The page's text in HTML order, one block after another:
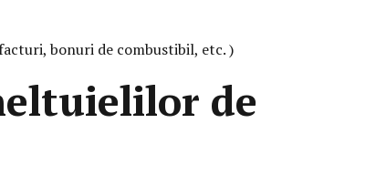
bonuri de combustibil, etc. )
de